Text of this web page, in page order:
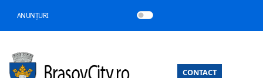
ANUNȚURI
CONTACT